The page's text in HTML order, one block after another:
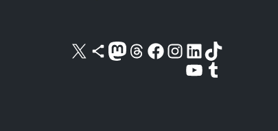
Kunjungi akun X (sebelumnya Twitter) kamiVisit our Bluesky account
Kunjungi akun Mastodon kamiVisit our Threads account
Kunjungi halaman Facebook kamiKunjungi akun Instagram kamiKunjungi akun LinkedIn kamiVisit our TikTok account
Kunjungi channel YouTube kamiVisit our Tumblr account